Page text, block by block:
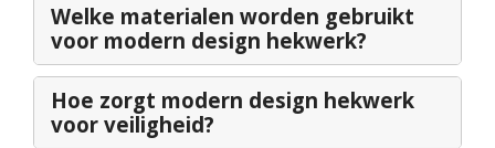
Welke materialen worden gebruikt
voor modern design hekwerk?
Hoe zorgt modern design hekwerk
voor veiligheid?